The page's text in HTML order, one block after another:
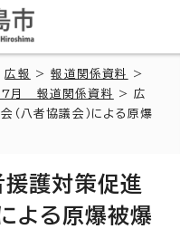
広報 >報道関係資料
>
月 報道関係資料
> 広
（八者協議会）による原爆
援護対策促進
よる原爆被爆